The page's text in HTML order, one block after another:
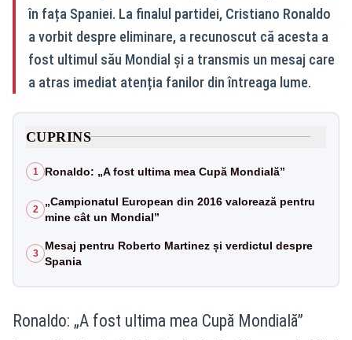
în fața Spaniei. La finalul partidei, Cristiano Ronaldo
a vorbit despre eliminare, a recunoscut că acesta a
fost ultimul său Mondial și a transmis un mesaj care
a atras imediat atenția fanilor din întreaga lume.
CUPRINS
1 Ronaldo: „A fost ultima mea Cupă Mondială”
2
„Campionatul European din 2016 valorează pentru
mine cât un Mondial”
3
Mesaj pentru Roberto Martinez și verdictul despre
Spania
Ronaldo: „A fost ultima mea Cupă Mondială”